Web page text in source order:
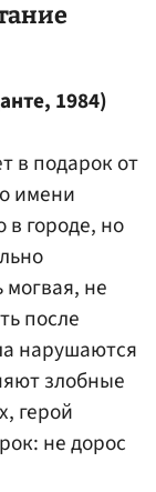
1984)
в подарок от
имени
в городе, но
могвая, не
после
нарушаются
злобные
герой
не дорос